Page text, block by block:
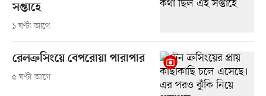
সপ্তাহে
১ ঘণ্টা আগে
রেলক্রসিংয়ে বেপরোয়া পারাপার
৫ ঘণ্টা আগে